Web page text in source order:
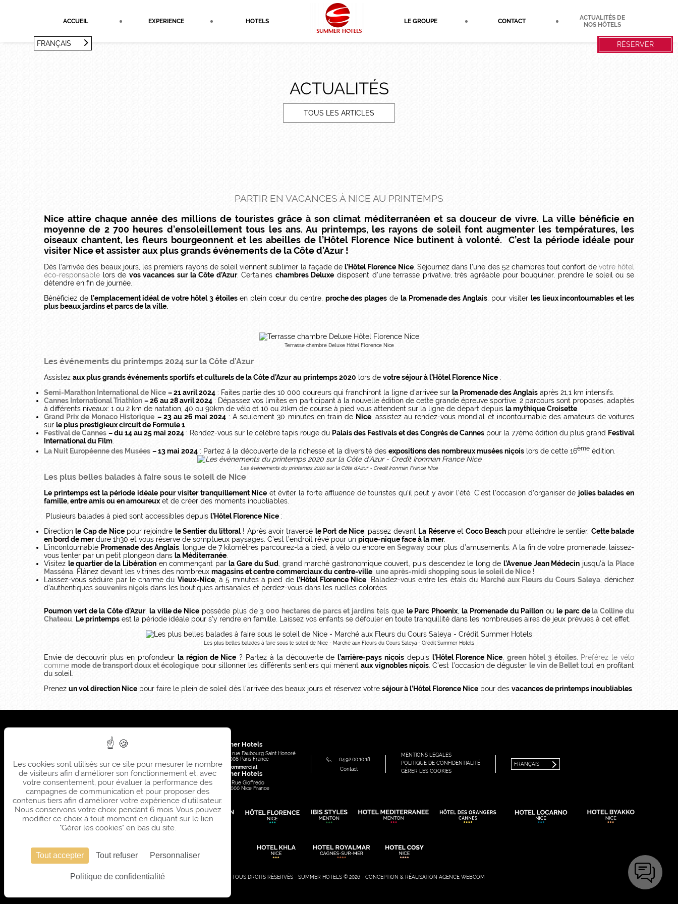
ACCUEIL EXPERIENCE HOTELS LE GROUPE CONTACT
ACTUALITÉS DE
NOS HÔTELS
RÉSERVER
FRANÇAIS
ACTUALITÉS
TOUS LES ARTICLES
PARTIR EN VACANCES À NICE AU PRINTEMPS
Nice attire chaque année des millions de touristes grâce à son climat méditerranéen et sa douceur de vivre. La ville bénéficie en
moyenne de 2 700 heures d’ensoleillement tous les ans. Au printemps, les rayons de soleil font augmenter les températures, les
oiseaux chantent, les fleurs bourgeonnent et les abeilles de l’Hôtel Florence Nice butinent à volonté. C’est la période idéale pour
visiter Nice et assister aux plus grands événements de la Côte d’Azur !
Dès l’arrivée des beaux jours, les premiers rayons de soleil viennent sublimer la façade de l’Hôtel Florence Nice. Séjournez dans l’une des 52 chambres tout confort de votre hôtel
éco-responsable lors de vos vacances sur la Côte d’Azur. Certaines chambres Deluxe disposent d’une terrasse privative, très agréable pour bouquiner, prendre le soleil ou se
détendre en fin de journée.
Bénéficiez de l’emplacement idéal de votre hôtel 3 étoilesen plein cœur du centre, proche des plages de la Promenade des Anglais , pour visiter les lieux incontournables et les
plus beaux jardins et parcs de la ville.
Terrasse chambre Deluxe Hôtel Florence Nice
Les événements du printemps 2024 sur la Côte d’Azur
Assistez aux plus grands événements sportifs et culturels de la Côte d’Azur au printemps 2020 lors de votre séjour à l’Hôtel Florence Nice :
Semi-Marathon International de Nice – 21 avril 2024 : Faites partie des 10 000 coureurs qui franchiront la ligne d’arrivée sur la Promenade des Anglais après 21,1 km intensifs.
Cannes International Triathlon – 26 au 28 avril 2024 : Dépassez vos limites en participant à la nouvelle édition de cette grande épreuve sportive. 2 parcours sont proposés, adaptés
à différents niveaux: 1 ou 2 km de natation, 40 ou 90km de vélo et 10 ou 21km de course à pied vous attendent sur la ligne de départ depuis la mythique Croisette
Grand Prix de Monaco Historique – 23 au 26 mai 2024 : A seulement 30 minutes en train de Nice , assistez au rendez-vous mondial et incontournable des amateurs de voitures
sur le plus prestigieux circuit de Formule 1
Festival de Cannes – du 14 au 25 mai 2024 : Rendez-vous sur le célèbre tapis rouge du Palais des Festivals et des Congrès de Cannes pour la 77ème édition du plus grand Festival
International du Film
La Nuit Européenne des Musées – 13 mai 2024 : Partez à la découverte de la richesse et la diversité des expositions des nombreux musées niçois lors de cette 16ème édition.
Les événements du printemps 2020 sur la Côte d’Azur - Credit Ironman France Nice
Les plus belles balades à faire sous le soleil de Nice
Le printemps est la période idéale pour visiter tranquillement Nice et éviter la forte affluence de touristes qu’il peut y avoir l’été. C’est l’occasion d’organiser de jolies balades en
famille, entre amis ou en amoureuxet de créer des moments inoubliables.
Plusieurs balades à pied sont accessibles depuis l’Hôtel Florence Nice :
Direction le Cap de Nicepour rejoindre le Sentier du littoral! Après avoir traversé le Port de Nice , passez devant La RéserveetCoco Beachpour atteindre le sentier. Cette balade
en bord de merdure 1h30 et vous réserve de somptueux paysages. C’est l’endroit rêvé pour un pique-nique face à la mer.
L’incontournable Promenade des Anglais , longue de 7 kilomètres parcourez-la à pied, à vélo ou encoreen Segwaypour plus d’amusements. A la fin de votre promenade, laissez-
vous tenter par un petit plongeon dans la Méditerranée
Visitez le quartier de la Libérationen commençant par la Gare du Sud , grand marché gastronomique couvert, puis descendez le long de l’Avenue Jean Médecin jusqu’à la Place
Masséna . Flânez devant les vitrines des nombreux magasins et centre commerciaux du centre-ville une après-midi shopping sous le soleil de Nice !
Laissez-vous séduire par le charme du Vieux-Nice, à 5 minutes à pied de l’Hôtel Florence Nice . Baladez-vous entre les étals du Marché aux Fleurs du Cours Saleya, dénichez
d’authentiques souvenirs niçois dans les boutiques artisanales et perdez-vous dans les ruelles colorées.
Poumon vert de la Côte d’Azur, la ville de Nice possède plus de3 000 hectares de parcs et jardins tels que le Parc Phoenix, la Promenade du Paillon ou le parc de la Colline du
Chateau
Le printemps est la période idéale pour s’y rendre en famille. Laissez vos enfants se défouler en toute tranquillité dans les nombreuses aires de jeux prévues à cet effet.
Les plus belles balades à faire sous le soleil de Nice - Marché aux Fleurs du Cours Saleya - Crédit Summer Hotels
Envie de découvrir plus en profondeur la région de Nice ? Partez à la découverte de l’arrière-pays niçoisdepuis l’Hôtel Florence Nice ,green hôtel 3 étoiles. Préférez le vélo
comme mode de transport doux et écologique pour sillonner les différents sentiers qui mènentaux vignobles niçois. C’est l’occasion de déguster le vin de Bellettout en profitant
du soleil.
Prenez un vol direction Nice pour faire le plein de soleil dès l’arrivée des beaux jours et réservez votre séjour à l’Hôtel Florence Nice pour des vacances de printemps inoubliables
Summer Hotels
91, rue Faubourg Saint Honoré
75008 Paris France
Siège commercial
Summer Hotels
49 Rue Gioffredo
06000 Nice France
04.92.00.10.18
Contact
MENTIONS LEGALES
POLITIQUE DE CONFIDENTIALITÉ
GÉRER LES COOKIES
FRANÇAIS
SITE OFFICIEL - TOUS DROITS RÉSERVÉS - SUMMER HOTELS © 2026 - CONCEPTION & RÉALISATION AGENCE WEBCOM
Les cookies sont utilisés sur ce site pour mesurer le nombre
de visiteurs afin d'améliorer son fonctionnement et, avec
votre consentement, pour évaluer la performance des
campagnes de communication et pour proposer des
contenus tiers afin d'améliorer votre expérience d'utilisateur.
Nous conservons votre choix pendant 6 mois. Vous pouvez
modifier ce choix à tout moment en cliquant sur le lien
"Gérer les cookies" en bas du site.
Tout accepter Tout refuser Personnaliser
Politique de confidentialité